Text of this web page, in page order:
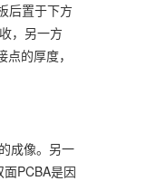
后置于下方
，另一方
的厚度，
成像。另一
PCBA是因